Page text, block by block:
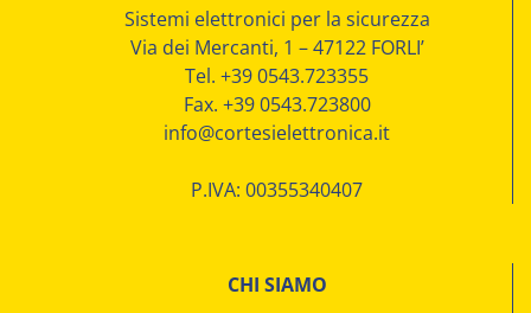
Sistemi elettronici per la sicurezza
Via dei Mercanti, 1 – 47122 FORLI’
Tel. +39 0543.723355
Fax. +39 0543.723800
info@cortesielettronica.it
P.IVA: 00355340407
CHI SIAMO